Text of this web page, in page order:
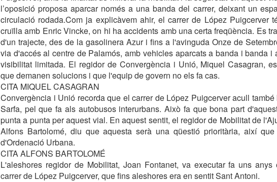
l’oposició proposa aparcar només a una banda del carrer, deixant un
circulació rodada.Com ja explicàvem ahir, el carrer de López Puigcerver
cruïlla amb Enric Vincke, on hi ha accidents amb una certa freqüència. Es
d'un trajecte, des de la gasolinera Azur i fins a l'avinguda Onze de
via d'accés al centre de Palamós, amb vehicles aparcats a banda i banda i
visibilitat limitada. El regidor de Convergència i Unió, Miquel Casagran,
que demanen solucions i que l'equip de govern no els fa cas.
CITA MIQUEL CASAGRAN
Convergència i Unió recorda que el carrer de López Puigcerver acull
Sarfa, pel que fa als autobusos interurbans. Això fa que bona part
punta a punta per aquest vial. En aquest sentit, el regidor de Mobilitat de
Alfons Bartolomé, diu que aquesta serà una qüestió prioritària, així
d'Ordenació Urbana.
CITA ALFONS BARTOLOMÉ
L'aleshores regidor de Mobilitat, Joan Fontanet, va executar fa uns
carrer de López Puigcerver, que fins aleshores era en sentit Sant Antoni.